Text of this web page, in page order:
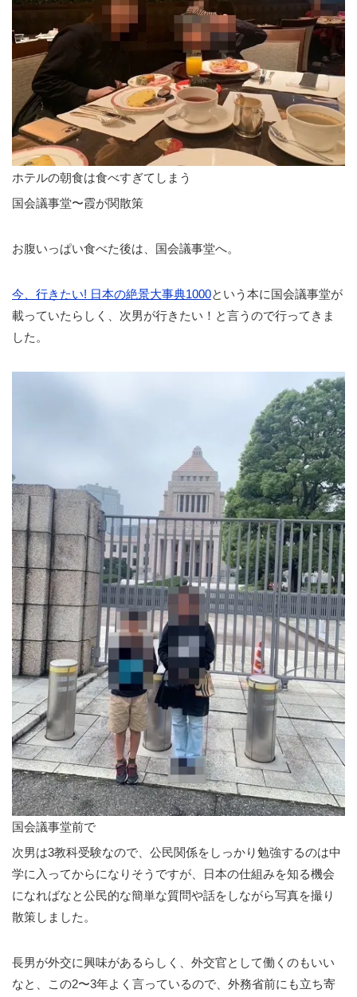
ホテルの朝食は食べすぎてしまう
国会議事堂〜霞が関散策
お腹いっぱい食べた後は、国会議事堂へ。
今、行きたい! 日本の絶景大事典1000という本に国会議事堂が
載っていたらしく、次男が行きたい！と言うので行ってきま
した。
国会議事堂前で
次男は3教科受験なので、公民関係をしっかり勉強するのは中
学に入ってからになりそうですが、日本の仕組みを知る機会
になればなと公民的な簡単な質問や話をしながら写真を撮り
散策しました。
長男が外交に興味があるらしく、外交官として働くのもいい
なと、この2〜3年よく言っているので、外務省前にも立ち寄